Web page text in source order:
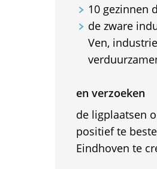
10 gezinnen
de zware
Ven,
en verzoeken
de ligplaatsen
positief te
Eindhoven te